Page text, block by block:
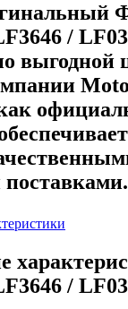
/
выгодной
/